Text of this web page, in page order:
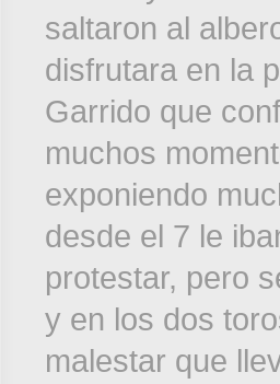
saltaron al
disfrutara en la
Garrido que
muchos
exponiendo
desde el 7 le
protestar, pero
y en los dos
malestar que